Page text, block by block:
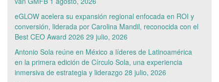
eGLOW acelera su expansión regional enfocada en ROI y
conversión, liderada por Carolina Mandil, reconocida con el
Best CEO Award 2026 29 julio, 2026
Antonio Sola reúne en México a líderes de Latinoamérica
en la primera edición de Círculo Sola, una experiencia
inmersiva de estrategia y liderazgo 28 julio, 2026